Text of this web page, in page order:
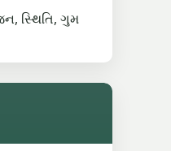
સ્થિતિ, ગુમ